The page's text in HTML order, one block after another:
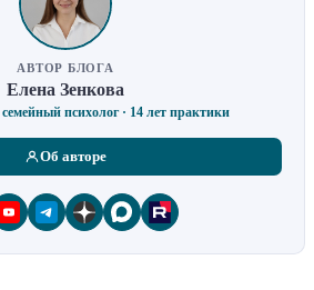
АВТОР БЛОГА
Елена Зенкова
психолог · 14 лет практики
Об авторе